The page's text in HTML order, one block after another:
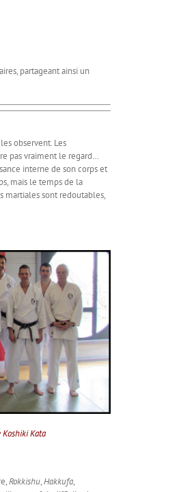
partageant ainsi un
observent. Les
pas vraiment le regard…
interne de son corps et
mais le temps de la
martiales sont redoutables,
Kata
Rokkishu,Hakkufa,